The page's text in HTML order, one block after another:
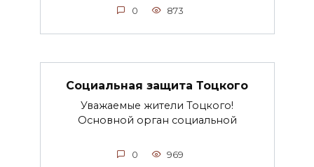
0 873
Социальная защита Тоцкого
Уважаемые жители Тоцкого!
Основной орган социальной
0 969